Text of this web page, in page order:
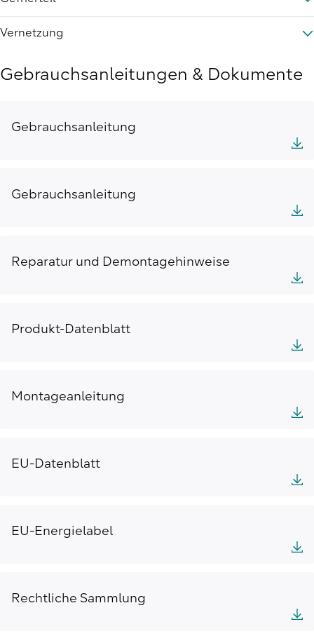
Vernetzung
Gebrauchsanleitungen & Dokumente
Gebrauchsanleitung
Gebrauchsanleitung
Reparatur und Demontagehinweise
Produkt-Datenblatt
Montageanleitung
EU-Datenblatt
EU-Energielabel
Rechtliche Sammlung